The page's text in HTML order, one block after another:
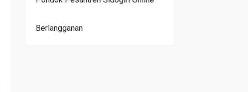
Berlangganan